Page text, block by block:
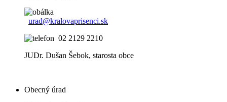
urad@kralovaprisenci.sk
02 2129 2210
JUDr. Dušan Šebok, starosta obce
Obecný úrad